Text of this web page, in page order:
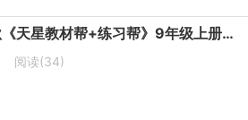
2026秋《天星教材帮+练习帮》9年级上册英语+数学+物理+化学
阅读(34)